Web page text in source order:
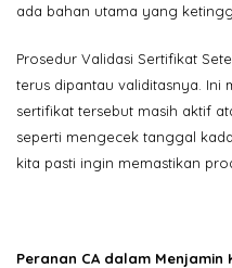
ada bahan utama yang
Prosedur Validasi Sertifikat
terus dipantau validitasnya. Ini
sertifikat tersebut masih aktif
seperti mengecek tanggal
kita pasti ingin memastikan
Peranan CA dalam Menjamin